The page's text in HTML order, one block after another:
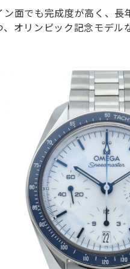
面でも完成度が高く、長
オリンピック記念モデル